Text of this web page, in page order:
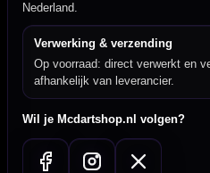
Nederland.
Verwerking & verzending
Op voorraad: direct verwerkt en
afhankelijk van leverancier.
Wil je Mcdartshop.nl volgen?